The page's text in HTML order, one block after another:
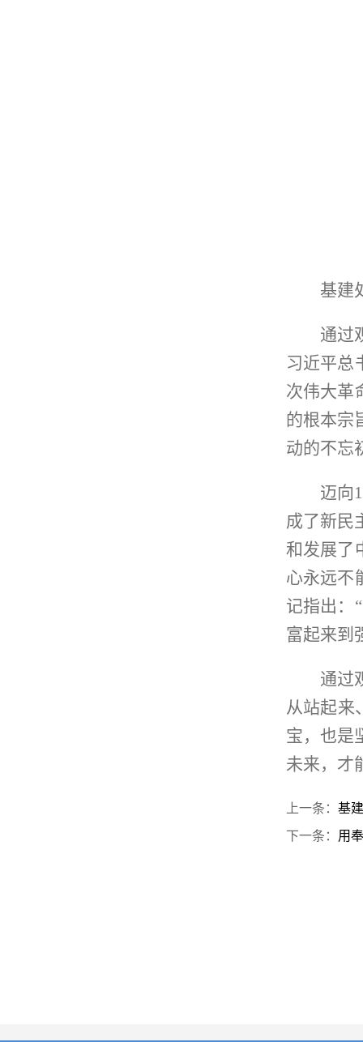
基建
通过
习近平总
次伟大革
的根本宗
动的不忘
迈向
成了新民
和发展了
心永远不
记指出：
富起来到
通过
从站起来
宝，也是
未来，才
上一条： 基
下一条： 用